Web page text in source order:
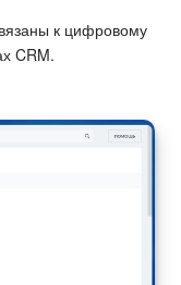
к цифровому
CRM.